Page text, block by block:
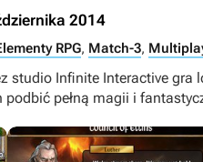
2014
RPG, Match-3,
studio Infinite Interactive
pełną magii i